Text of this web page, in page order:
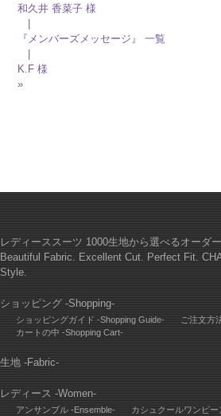
和久井 香菜子 様
『メンバーズメッセージ』 一覧
K.F 様
»
レディーススーツ 1000生地から選べるオーダ
Beautiful Fabric. Excellent Cut. Perfect Fit.
Style.
ショッピング -Shopping-
ショッピングガイド -Shopping Guide-
ご注文方
カートの中 -Shopping Cart-
生地 -Fabric-
レディース -Women-
アンサンブル -Ensemble-
カシュクールワンピ